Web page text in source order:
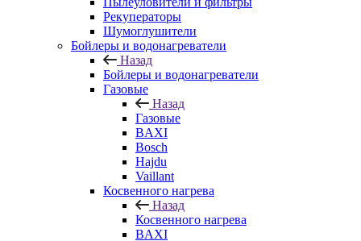
Рекуператоры
Шумоглушители
Бойлеры и водонагреватели
Назад
Бойлеры и водонагреватели
Газовые
Назад
Газовые
BAXI
Bosch
Hajdu
Vaillant
Косвенного нагрева
Назад
Косвенного нагрева
BAXI